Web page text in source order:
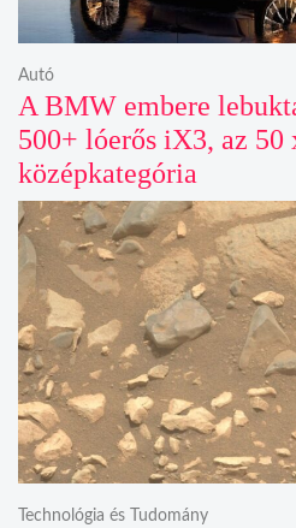
A BMW embere
500+ lóerős iX3, az 50
középkategória
Autó
Technológia és Tudomány